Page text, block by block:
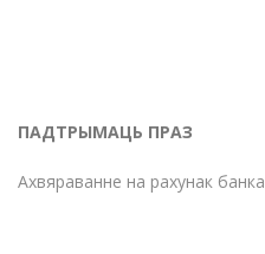
ПАДТРЫМАЦЬ ПРАЗ
Ахвяраванне на рахунак банка